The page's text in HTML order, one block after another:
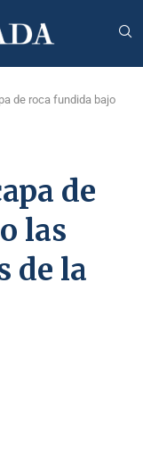
de roca fundida bajo
de
las
de la